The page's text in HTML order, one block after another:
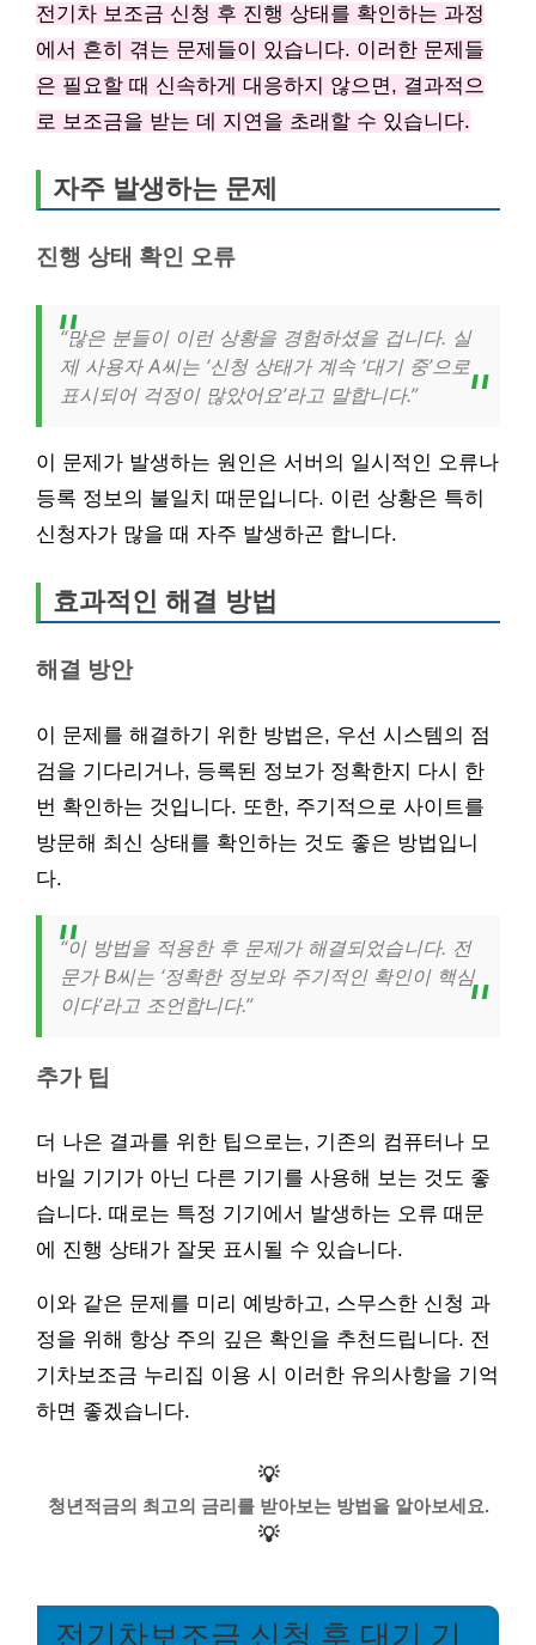
전기차 보조금 신청 후 진행 상태를 확인하는 과정
에서 흔히 겪는 문제들이 있습니다. 이러한 문제들
은 필요할 때 신속하게 대응하지 않으면, 결과적으
로 보조금을 받는 데 지연을 초래할 수 있습니다.
자주 발생하는 문제
진행 상태 확인 오류
“많은 분들이 이런 상황을 경험하셨을 겁니다. 실
제 사용자 A씨는 ‘신청 상태가 계속 ‘대기 중’으로
표시되어 걱정이 많았어요’라고 말합니다.”
이 문제가 발생하는 원인은 서버의 일시적인 오류나
등록 정보의 불일치 때문입니다. 이런 상황은 특히
신청자가 많을 때 자주 발생하곤 합니다.
효과적인 해결 방법
해결 방안
이 문제를 해결하기 위한 방법은, 우선 시스템의 점
검을 기다리거나, 등록된 정보가 정확한지 다시 한
번 확인하는 것입니다. 또한, 주기적으로 사이트를
방문해 최신 상태를 확인하는 것도 좋은 방법입니
다.
“이 방법을 적용한 후 문제가 해결되었습니다. 전
문가 B씨는 ‘정확한 정보와 주기적인 확인이 핵심
이다’라고 조언합니다.”
추가 팁
더 나은 결과를 위한 팁으로는, 기존의 컴퓨터나 모
바일 기기가 아닌 다른 기기를 사용해 보는 것도 좋
습니다. 때로는 특정 기기에서 발생하는 오류 때문
에 진행 상태가 잘못 표시될 수 있습니다.
이와 같은 문제를 미리 예방하고, 스무스한 신청 과
정을 위해 항상 주의 깊은 확인을 추천드립니다. 전
기차보조금 누리집 이용 시 이러한 유의사항을 기억
하면 좋겠습니다.
💡
청년적금의 최고의 금리를 받아보는 방법을 알아보세요.
💡
전기차보조금 신청 후 대기 기